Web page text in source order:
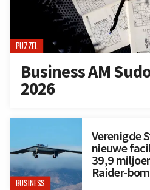
PUZZEL
Business AM
2026
BUSINESS
Verenigde
nieuwe
39,9
Raider-